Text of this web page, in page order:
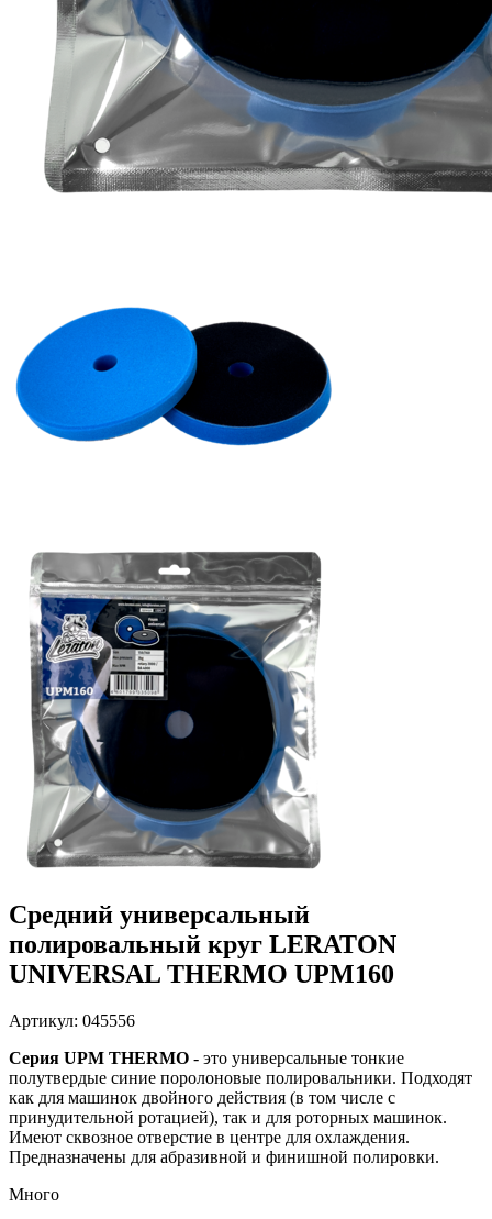
Средний универсальный
полировальный круг LERATON
UNIVERSAL THERMO UPM160
Артикул: 045556
Серия UPM THERMO - это универсальные тонкие
полутвердые синие поролоновые полировальники. Подходят
как для машинок двойного действия (в том числе с
принудительной ротацией), так и для роторных машинок.
Имеют сквозное отверстие в центре для охлаждения.
Предназначены для абразивной и финишной полировки.
Много